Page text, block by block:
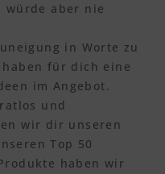
würde aber nie
in Worte zu
haben für dich eine
im Angebot.
und
wir dir unseren
Top 50
haben wir